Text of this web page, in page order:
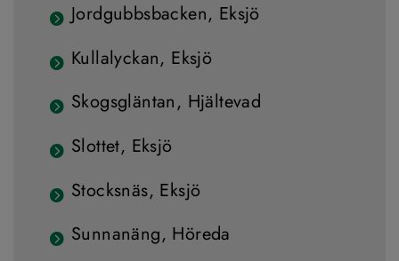
Jordgubbsbacken, Eksjö
Kullalyckan, Eksjö
Skogsgläntan, Hjältevad
Slottet, Eksjö
Stocksnäs, Eksjö
Sunnanäng, Höreda